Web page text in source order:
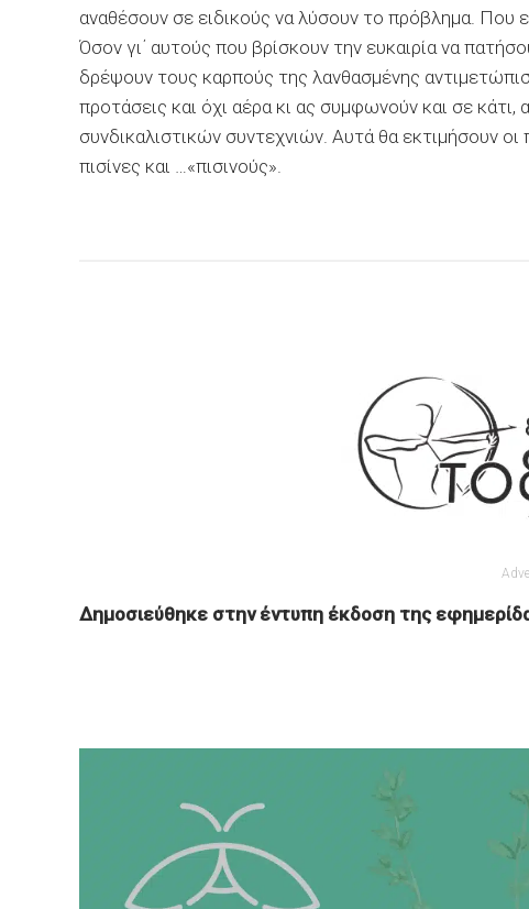
αναθέσουν σε ειδικούς να λύσουν το πρόβλημα. Που
Όσον γι΄ αυτούς που βρίσκουν την ευκαιρία να
δρέψουν τους καρπούς της λανθασμένης
προτάσεις και όχι αέρα κι ας συμφωνούν και σε κάτι,
συνδικαλιστικών συντεχνιών. Αυτά θα εκτιμήσουν οι
πισίνες και …«πισινούς».
Δημοσιεύθηκε στην έντυπη έκδοση της